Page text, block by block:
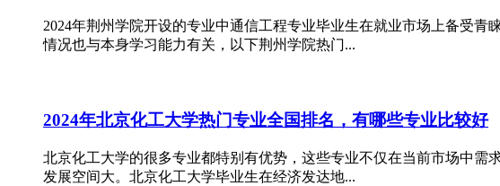
2024年荆州学院开设的专业中通信工程专业毕业生在就业市场上备受
情况也与本身学习能力有关，以下荆州学院热门...
2024年北京化工大学热门专业全国排名，有哪些专业比较好
北京化工大学的很多专业都特别有优势，这些专业不仅在当前市场中需
发展空间大。北京化工大学毕业生在经济发达地...